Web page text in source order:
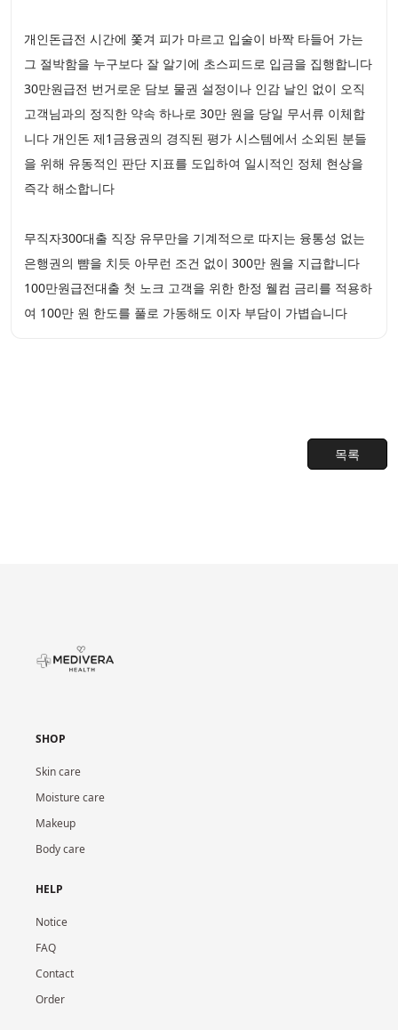
개인돈급전 시간에 쫓겨 피가 마르고 입술이 바짝 타들어 가는
그 절박함을 누구보다 잘 알기에 초스피드로 입금을 집행합니다
30만원급전 번거로운 담보 물권 설정이나 인감 날인 없이 오직
고객님과의 정직한 약속 하나로 30만 원을 당일 무서류 이체합
니다 개인돈 제1금융권의 경직된 평가 시스템에서 소외된 분들
을 위해 유동적인 판단 지표를 도입하여 일시적인 정체 현상을
즉각 해소합니다
무직자300대출 직장 유무만을 기계적으로 따지는 융통성 없는
은행권의 뺨을 치듯 아무런 조건 없이 300만 원을 지급합니다
100만원급전대출 첫 노크 고객을 위한 한정 웰컴 금리를 적용하
여 100만 원 한도를 풀로 가동해도 이자 부담이 가볍습니다
목록
SHOP
Skin care
Moisture care
Makeup
Body care
HELP
Notice
FAQ
Contact
Order